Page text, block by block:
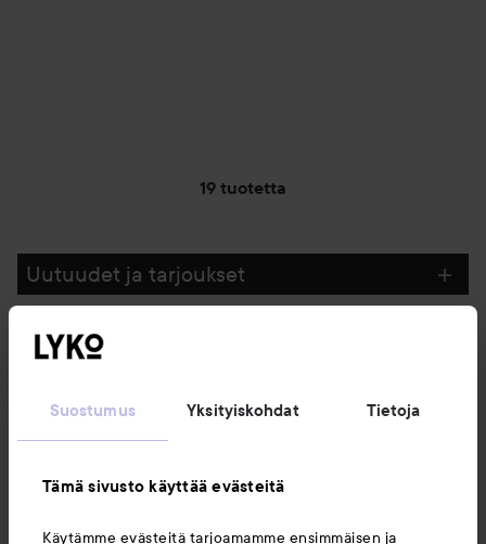
Suostumus Yksityiskohdat Tietoja
Tämä sivusto käyttää evästeitä
Käytämme evästeitä tarjoamamme ensimmäisen ja
19 tuotetta
Uutuudet ja tarjoukset
Seuraa meitä